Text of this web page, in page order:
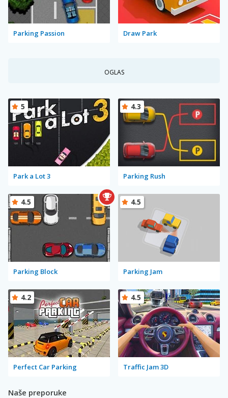
Parking Passion Draw Park
OGLAS
Park a Lot 3
5
Parking Rush
4.3
Parking Block
4.5
Parking Jam
4.5
Perfect Car Parking
4.2
Traffic Jam 3D
4.5
Naše preporuke